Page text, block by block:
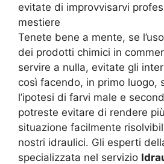
evitate di improvvisarvi
mestiere
Tenete bene a mente, se
dei prodotti chimici in
servire a nulla, evitate gli
così facendo, in primo luogo,
l’ipotesi di farvi male e
potreste evitare di rendere
situazione facilmente
nostri idraulici. Gli esperti
specializzata nel servizio